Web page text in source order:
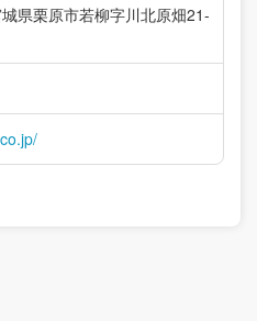
県栗原市若柳字川北原畑21-